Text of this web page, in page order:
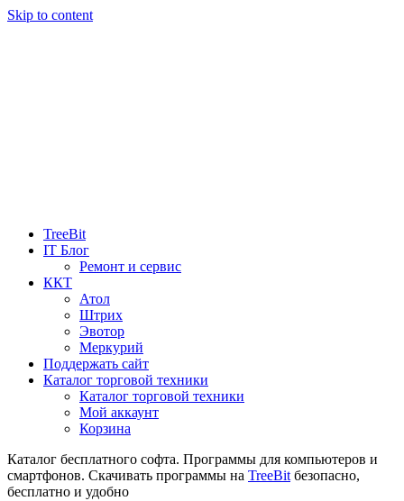
Skip to content
TreeBit
IT Блог
Ремонт и сервис
ККТ
Атол
Штрих
Эвотор
Меркурий
Поддержать сайт
Каталог торговой техники
Каталог торговой техники
Мой аккаунт
Корзина
Каталог бесплатного софта. Программы для компьютеров и
смартфонов. Скачивать программы на TreeBitбезопасно,
бесплатно и удобно